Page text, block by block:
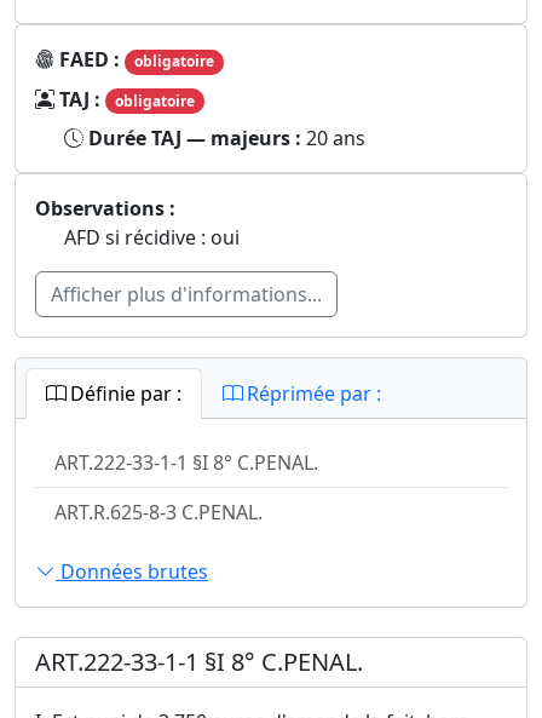
FAED : obligatoire
TAJ : obligatoire
Durée TAJ — majeurs : 20 ans
Observations :
AFD si récidive : oui
Afficher plus d'informations...
Définie par : Réprimée par :
ART.222-33-1-1 §I 8° C.PENAL.
ART.R.625-8-3 C.PENAL.
Données brutes
ART.222-33-1-1 §I 8° C.PENAL.